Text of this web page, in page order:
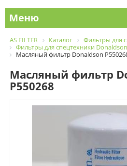
Меню
AS FILTER Каталог
Фильтры для
Фильтры для спецтехники Donaldson
Масляный фильтр Donaldson
Масляный фильтр
P550268